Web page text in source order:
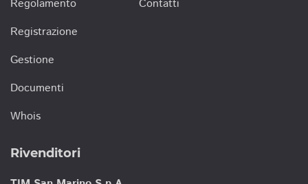
Regolamento
Registrazione
Gestione
Documenti
Whois
Contatti
Rivenditori